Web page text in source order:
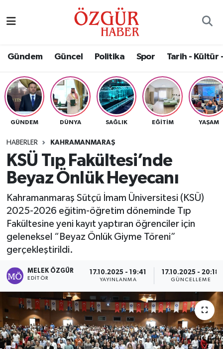
Gündem Güncel Politika Spor Tarih - Kültür
GÜNDEM DÜNYA SAĞLIK EĞITIM YAŞAM
HABERLER KAHRAMANMARAŞ
KSÜ Tıp Fakültesi’nde
Beyaz Önlük Heyecanı
Kahramanmaraş Sütçü İmam Üniversitesi (KSÜ)
2025-2026 eğitim-öğretim döneminde Tıp
Fakültesine yeni kayıt yaptıran öğrenciler için
geleneksel “Beyaz Önlük Giyme Töreni”
gerçekleştirildi.
MELEK ÖZGÜR
EDITÖR
17.10.2025 - 19:41
YAYINLANMA
17.10.2025 - 20:18
GÜNCELLEME
Eğitim
Ekonomi
Güncel
Gündem
Politika
Sağlık
Spor
Tarih - Kültür - Sanat - Turizm
Yaşam
Nöbetçi Eczaneler
Namaz Vakitleri
Trafik Durumu
Süper Lig Puan Durumu ve Fikstür
Tüm Manşetler
Son Dakika Haberleri
Haber Arşivi